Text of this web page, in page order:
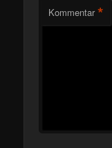
Kommentar *